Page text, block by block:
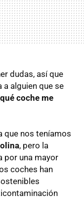
dudas, así que
a alguien que se
coche me
que nos teníamos
, pero la
por una mayor
coches han